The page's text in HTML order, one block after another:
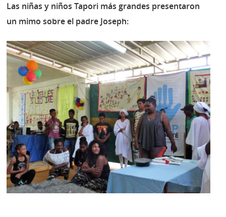
Las niñas y niños Tapori más grandes presentaron
un mimo sobre el padre Joseph: